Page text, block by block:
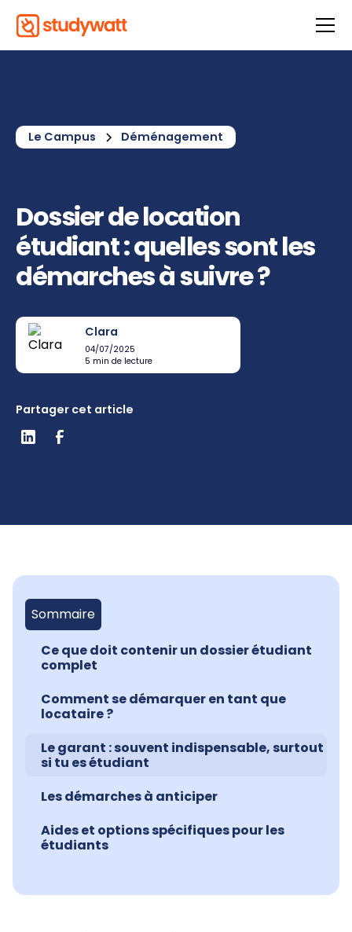
Le Campus Déménagement
Dossier de location
étudiant : quelles sont les
démarches à suivre ?
Clara
04/07/2025
5 min de lecture
Partager cet article
Sommaire
Ce que doit contenir un dossier étudiant
complet
Comment se démarquer en tant que
locataire ?
Le garant : souvent indispensable, surtout
si tu es étudiant
Les démarches à anticiper
Aides et options spécifiques pour les
étudiants